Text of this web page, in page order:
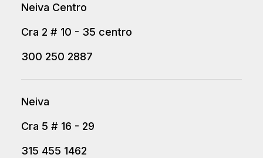
Neiva Centro
Cra 2 # 10 - 35 centro
300 250 2887
Neiva
Cra 5 # 16 - 29
315 455 1462